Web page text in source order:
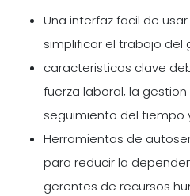
Una interfaz facil de
simplificar el trabajo del
caracteristicas clave
fuerza laboral, la
seguimiento del tiempo
Herramientas de
para reducir la
gerentes de recursos